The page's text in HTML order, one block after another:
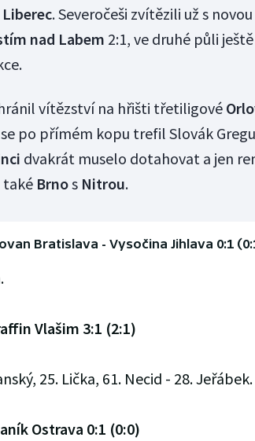
Liberec. Severočeši zvítězili už s
nad Labem 2:1, ve druhé půli
vítězství na hřišti třetiligové
po přímém kopu trefil Slovák
dvakrát muselo dotahovat a jen
také Brnos Nitrou.
Bratislava - Vysočina Jihlava 0:1
Vlašim 3:1 (2:1)
25. Lička, 61. Necid - 28. Jeřábek.
Ostrava 0:1 (0:0)